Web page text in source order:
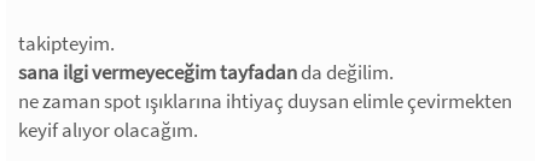
takipteyim.
sana ilgi vermeyeceğim tayfadanda değilim.
ne zaman spot ışıklarına ihtiyaç duysan elimle çevirmekten
keyif alıyor olacağım.